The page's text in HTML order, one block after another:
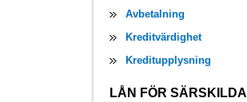
Avbetalning
Kreditvärdighet
Kreditupplysning
LÅN FÖR SÄRSKILDA